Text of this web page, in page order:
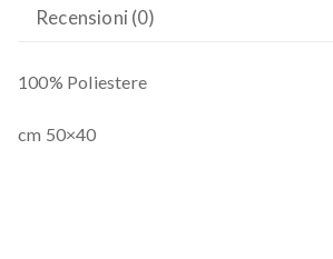
Recensioni (0)
100% Poliestere
cm 50×40